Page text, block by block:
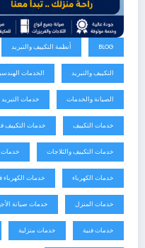
BLOG أنظمة التكييف والتبريد
التكييف والتبريد الخدمات
الصيانة والخدمات خدمات التبريد
خدمات التكييف خدمات التكييف
خدمات التكييف والثلاجات خدمات
خدمات الكهرباء خدمات
خدمات المنزل خدمات صيانة
خدمات فنية خدمات منزلية